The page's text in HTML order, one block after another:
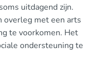
uitdagend zijn.
overleg met een arts
te voorkomen. Het
ondersteuning te